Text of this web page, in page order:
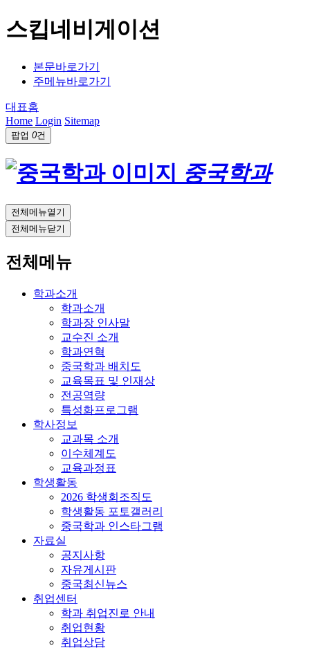
스킵네비게이션
본문바로가기
주메뉴바로가기
대표홈
Home Login Sitemap
팝업 0건
중국학과
전체메뉴열기
전체메뉴닫기
전체메뉴
학과소개
학과소개
학과장 인사말
교수진 소개
학과연혁
중국학과 배치도
교육목표 및 인재상
전공역량
특성화프로그램
학사정보
교과목 소개
이수체계도
교육과정표
학생활동
2026 학생회조직도
학생활동 포토갤러리
중국학과 인스타그램
자료실
공지사항
자유게시판
중국최신뉴스
취업센터
학과 취업진로 안내
취업현황
취업상담